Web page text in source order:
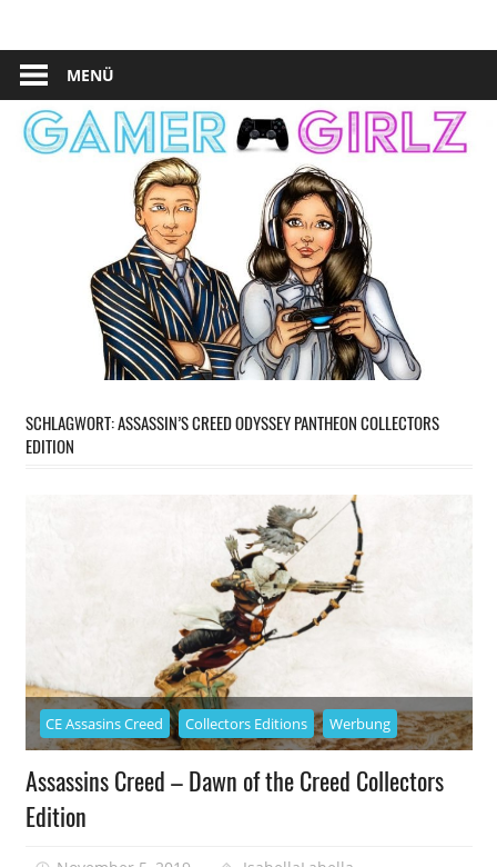
springen
☆
Gamer
Girlz
Blog
☆
Software,
Geek
Stuff
&
MENÜ
SCHLAGWORT:ASSASSIN’S CREED ODYSSEY PANTHEON COLLECTORS
EDITION
CE Assasins Creed Collectors Editions Werbung
Assassins Creed – Dawn of the Creed Collectors
Edition